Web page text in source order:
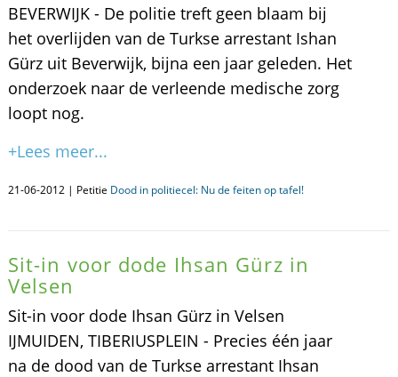
BEVERWIJK - De politie treft geen blaam bij
het overlijden van de Turkse arrestant Ishan
Gürz uit Beverwijk, bijna een jaar geleden. Het
onderzoek naar de verleende medische zorg
loopt nog.
+Lees meer...
21-06-2012 | Petitie Dood in politiecel: Nu de feiten op tafel!
Sit-in voor dode Ihsan Gürz in
Velsen
Sit-in voor dode Ihsan Gürz in Velsen
IJMUIDEN, TIBERIUSPLEIN - Precies één jaar
na de dood van de Turkse arrestant Ihsan